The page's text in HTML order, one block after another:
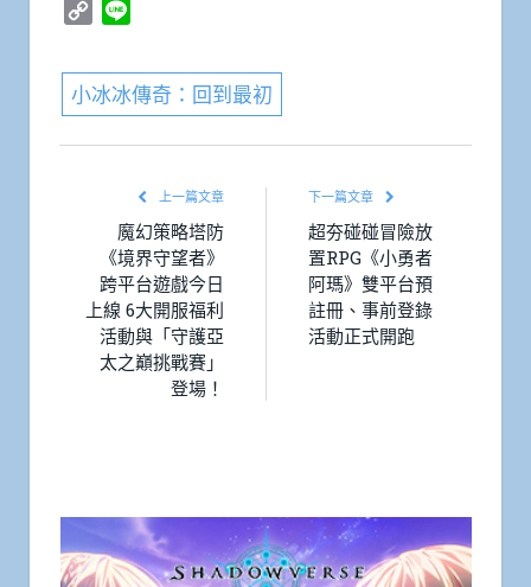
Copy
小冰冰傳奇：回到最初
上一篇文章
魔幻策略塔防
《境界守望者》
跨平台遊戲今日
上線 6大開服福利
活動與「守護亞
太之巔挑戰賽」
登場！
下一篇文章
超夯碰碰冒險放
置RPG《小勇者
阿瑪》雙平台預
註冊、事前登錄
活動正式開跑